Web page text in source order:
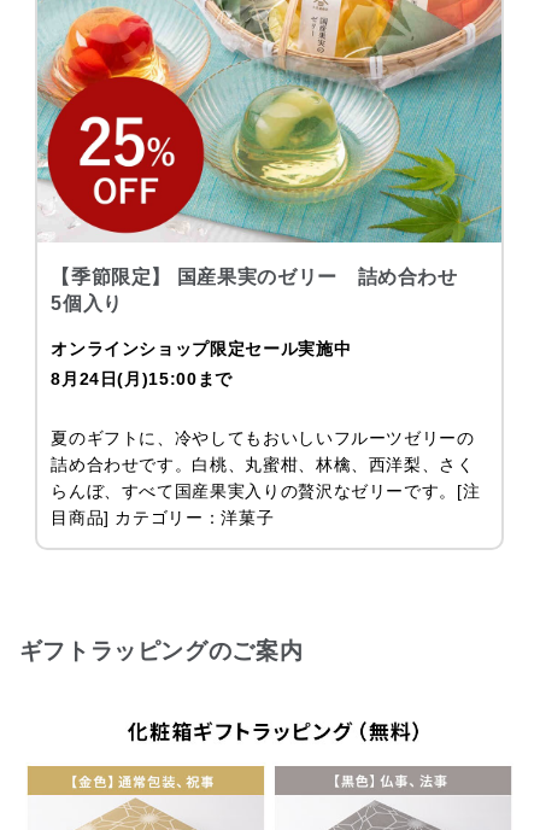
【季節限定】 国産果実のゼリー 詰め合わせ
5個入り
オンラインショップ限定セール実施中
8月24日(月)15:00まで
夏のギフトに、冷やしてもおいしいフルーツゼリーの
詰め合わせです。白桃、丸蜜柑、林檎、西洋梨、さく
らんぼ、すべて国産果実入りの贅沢なゼリーです。[注
目商品] カテゴリー：洋菓子
ギフトラッピングのご案内